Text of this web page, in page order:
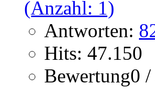
Antworten:
Hits: 47.150
Bewertung0 /